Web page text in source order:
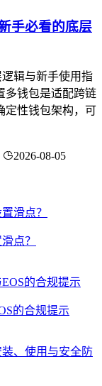
手必看的底层
辑与新手使用指
多钱包是适配跨链
定性钱包架构，可
2026-08-05
点？
的合规提示